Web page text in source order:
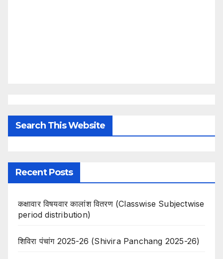
Search This Website
Recent Posts
कक्षावार विषयवार कालांश वितरण (Classwise Subjectwise
period distribution)
शिविरा पंचांग 2025-26 (Shivira Panchang 2025-26)